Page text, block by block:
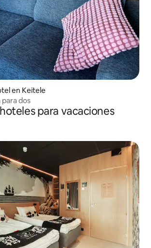
en Keitele
para dos
para vacaciones